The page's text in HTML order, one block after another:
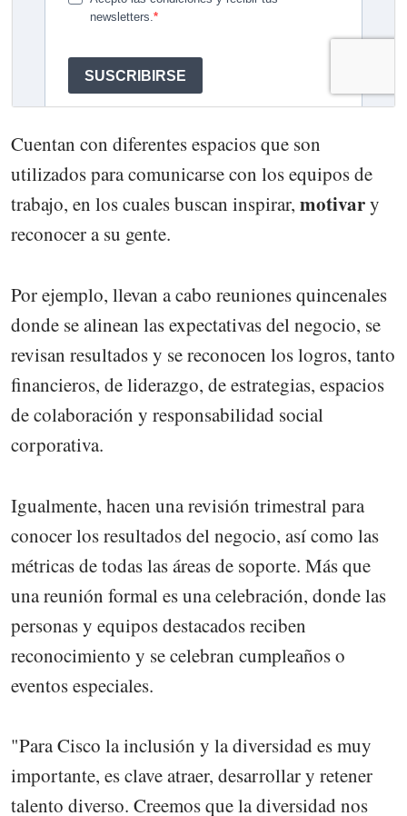
Cuentan con diferentes espacios que son
utilizados para comunicarse con los equipos de
trabajo, en los cuales buscan inspirar, motivary
reconocer a su gente.
Por ejemplo, llevan a cabo reuniones quincenales
donde se alinean las expectativas del negocio, se
revisan resultados y se reconocen los logros, tanto
financieros, de liderazgo, de estrategias, espacios
de colaboración y responsabilidad social
corporativa.
Igualmente, hacen una revisión trimestral para
conocer los resultados del negocio, así como las
métricas de todas las áreas de soporte. Más que
una reunión formal es una celebración, donde las
personas y equipos destacados reciben
reconocimiento y se celebran cumpleaños o
eventos especiales.
"Para Cisco la inclusión y la diversidad es muy
importante, es clave atraer, desarrollar y retener
talento diverso. Creemos que la diversidad nos